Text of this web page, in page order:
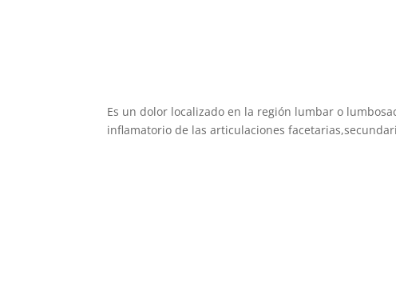
Es un dolor localizado en la región lumbar o
inflamatorio de las articulaciones